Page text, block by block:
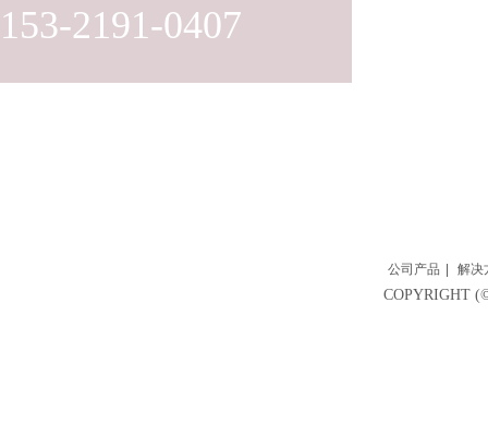
153-2191-0407
公司产品 解决
COPYRIGHT